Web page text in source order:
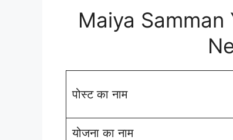
Maiya
पोस्ट का नाम
योजना का नाम